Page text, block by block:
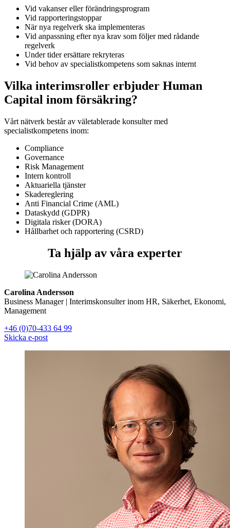
Vid vakanser eller förändringsprogram
Vid rapporteringstoppar
När nya regelverk ska implementeras
Vid anpassning efter nya krav som följer med rådande
regelverk
Under tider ersättare rekryteras
Vid behov av specialistkompetens som saknas internt
Vilka interimsroller erbjuder Human
Capital inom försäkring?
Vårt nätverk består av väletablerade konsulter med
specialistkompetens inom:
Compliance
Governance
Risk Management
Intern kontroll
Aktuariella tjänster
Skadereglering
Anti Financial Crime (AML)
Dataskydd (GDPR)
Digitala risker (DORA)
Hållbarhet och rapportering (CSRD)
Ta hjälp av våra experter
Carolina Andersson
Business Manager | Interimskonsulter inom HR, Säkerhet, Ekonomi,
Management
+46 (0)70-433 64 99
Skicka e-post